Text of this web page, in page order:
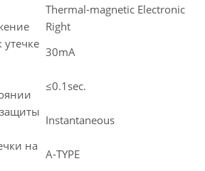
Thermal-magnetic Electronic
Right
утечке
30mA
≤0.1sec.
Instantaneous
на
A-TYPE